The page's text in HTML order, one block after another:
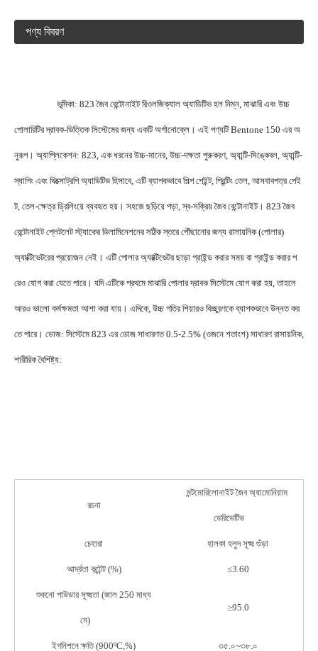
পণ্য বিবরণ
পোলারিটির দ্রাবক-ভিত্তিক সিস্টেমের জন্য একটি অর্গানোক্লে। এই পণ্যটি Bentone 150 এর অ
নুরূপ। অ্যাপ্লিকেশন: 823, এক ধরনের উচ্চ-মানের, উচ্চ-দক্ষতা পুরুকরণ, অ্যান্টি-সিঙ্কেবল, অ্যান্টি-
স্যাগিং এবং থিক্সোট্রপি অ্যাডিটিভ হিসাবে, এটি ব্যাপকভাবে শিল্প পেইন্ট, প্রিন্টিং তেল, আসবাবপত্র পেই
ন্ট, তেল-ক্ষেত্র ড্রিলিংয়ে ব্যবহৃত হয়। সহজে ছড়িয়ে পড়া, স্ব-সক্রিয় জৈব বেন্টোনাইট। 823 জৈব
বেন্টোনাইট প্লেটলেট স্ট্যাকের ডিলামিনেশনের সঠিক স্তরে পৌঁছানোর জন্য রাসায়নিক (পোলার)
অ্যাক্টিভেটরের প্রয়োজন নেই। এটি পোলার অ্যাক্টিভেটর ছাড়া গ্রাইন্ড করার সময় বা গ্রাইন্ড করার প
রেও যোগ করা যেতে পারে। যদি এটিকে প্রথমে মাঝারি পোলার দ্রাবক সিস্টেমে যোগ করা হয়, তাহলে
আরও ভালো কর্মক্ষমতা আশা করা যায়। এদিকে, উচ্চ গতির শিয়ারও বিচ্ছুরণকে ব্যাপকভাবে উন্নত কর
তে পারে। ডোজ: সিস্টেমে 823 এর ডোজ সাধারণত 0.5-2.5% (ওজনে শতাংশ) সাধারণ রাসায়নিক,
শারীরিক বৈশিষ্ট্য:
রচনা
মন্টমোরিলোনাইট জৈব অ্যামোনিয়াম
ডেরিভেটিভ
চেহারা হালকা হলুদ সূক্ষ্ম গুঁড়া
আর্দ্রতা কন্টেন্ট (%) ≤3.60
শুকনো পাউডার সূক্ষ্মতা (জাল 250 মাধ্য
মে)
≥95.0
ইগনিশনে ক্ষতি (900ºC,%) ৩৫.০~৩৮.০